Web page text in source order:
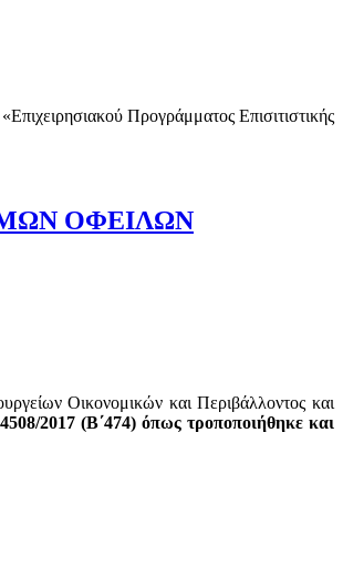
Προγράμματος Επισιτιστικής
ΟΦΕΙΛΩΝ
Οικονομικών και Περιβάλλοντος και
2017 (Β΄474) όπως τροποποιήθηκε και